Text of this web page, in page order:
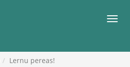
Lernu pereas!